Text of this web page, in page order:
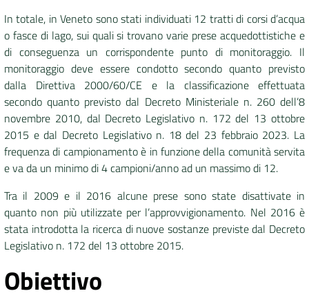
In totale, in Veneto sono stati individuati 12 tratti di corsi d’acqua
o fasce di lago, sui quali si trovano varie prese acquedottistiche e
di conseguenza un corrispondente punto di monitoraggio. Il
monitoraggio deve essere condotto secondo quanto previsto
dalla Direttiva 2000/60/CE e la classificazione effettuata
secondo quanto previsto dal Decreto Ministeriale n. 260 dell’8
novembre 2010, dal Decreto Legislativo n. 172 del 13 ottobre
2015 e dal Decreto Legislativo n. 18 del 23 febbraio 2023. La
frequenza di campionamento è in funzione della comunità servita
e va da un minimo di 4 campioni/anno ad un massimo di 12.
Tra il 2009 e il 2016 alcune prese sono state disattivate in
quanto non più utilizzate per l’approvvigionamento. Nel 2016 è
stata introdotta la ricerca di nuove sostanze previste dal Decreto
Legislativo n. 172 del 13 ottobre 2015.
Obiettivo